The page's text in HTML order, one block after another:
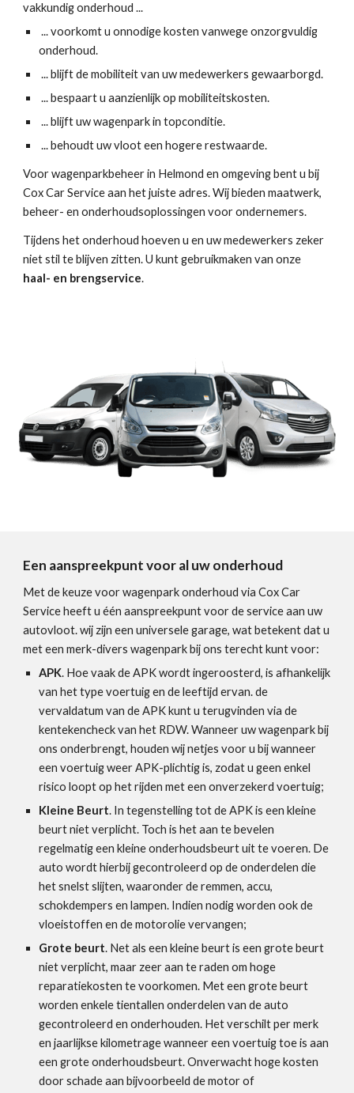
vakkundig onderhoud ...
... voorkomt u onnodige kosten vanwege onzorgvuldig
onderhoud.
... blijft de mobiliteit van uw medewerkers gewaarborgd.
... bespaart u aanzienlijk op mobiliteitskosten.
... blijft uw wagenpark in topconditie.
... behoudt uw vloot een hogere restwaarde.
Voor wagenparkbeheer in Helmond en omgeving bent u bij
Cox Car Service aan het juiste adres. Wij bieden maatwerk,
beheer- en onderhoudsoplossingen voor ondernemers.
Tijdens het onderhoud hoeven u en uw medewerkers zeker
niet stil te blijven zitten. U kunt gebruikmaken van onze
haal- en brengservice.
Een aanspreekpunt voor al uw onderhoud
Met de keuze voor wagenpark onderhoud via Cox Car
Service heeft u één aanspreekpunt voor de service aan uw
autovloot. wij zijn een universele garage, wat betekent dat u
met een merk-divers wagenpark bij ons terecht kunt voor:
APK. Hoe vaak de APK wordt ingeroosterd, is afhankelijk
van het type voertuig en de leeftijd ervan. de
vervaldatum van de APK kunt u terugvinden via de
kentekencheck van het RDW. Wanneer uw wagenpark bij
ons onderbrengt, houden wij netjes voor u bij wanneer
een voertuig weer APK-plichtig is, zodat u geen enkel
risico loopt op het rijden met een onverzekerd voertuig;
Kleine Beurt. In tegenstelling tot de APK is een kleine
beurt niet verplicht. Toch is het aan te bevelen
regelmatig een kleine onderhoudsbeurt uit te voeren. De
auto wordt hierbij gecontroleerd op de onderdelen die
het snelst slijten, waaronder de remmen, accu,
schokdempers en lampen. Indien nodig worden ook de
vloeistoffen en de motorolie vervangen;
Grote beurt. Net als een kleine beurt is een grote beurt
niet verplicht, maar zeer aan te raden om hoge
reparatiekosten te voorkomen. Met een grote beurt
worden enkele tientallen onderdelen van de auto
gecontroleerd en onderhouden. Het verschilt per merk
en jaarlijkse kilometrage wanneer een voertuig toe is aan
een grote onderhoudsbeurt. Onverwacht hoge kosten
door schade aan bijvoorbeeld de motor of